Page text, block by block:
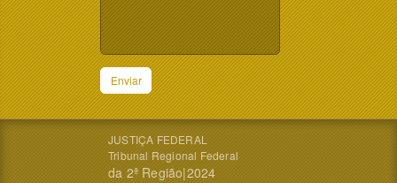
Enviar
JUSTIÇA FEDERAL
Tribunal Regional Federal
da 2ª Região|2024